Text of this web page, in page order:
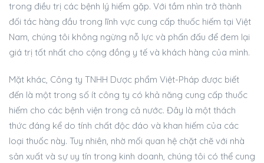
trong điều trị các bệnh lý hiếm gặp. Với tầm nhìn trở thành
đối tác hàng đầu trong lĩnh vực cung cấp thuốc hiếm tại Việt
Nam, chúng tôi không ngừng nỗ lực và phấn đấu để đem lại
giá trị tốt nhất cho cộng đồng y tế và khách hàng của mình.
Mặt khác, Công ty TNHH Dược phẩm Việt-Pháp được biết
đến là một trong số ít công ty có khả năng cung cấp thuốc
hiếm cho các bệnh viện trong cả nước. Đây là một thách
thức đáng kể do tính chất độc đáo và khan hiếm của các
loại thuốc này. Tuy nhiên, nhờ mối quan hệ chặt chẽ với nhà
sản xuất và sự uy tín trong kinh doanh, chúng tôi có thể cung